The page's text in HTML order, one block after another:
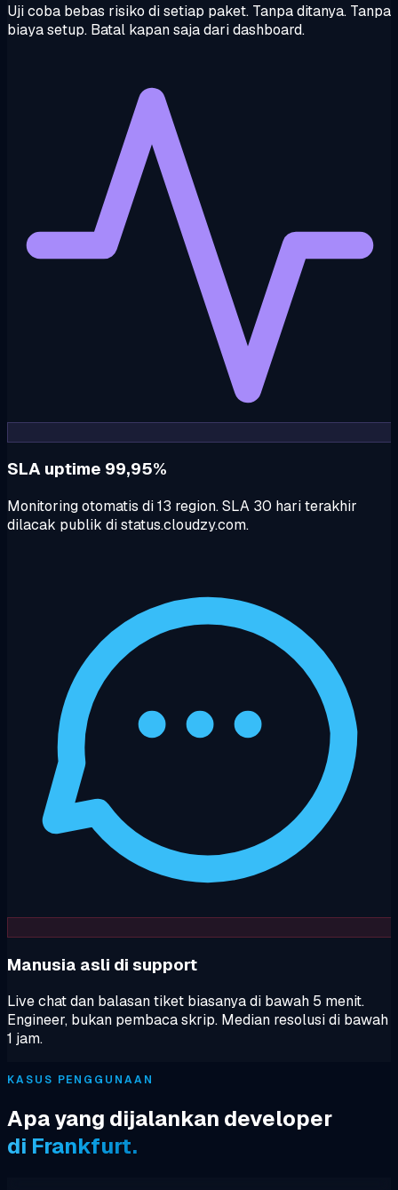
Uji coba bebas risiko di setiap paket. Tanpa ditanya. Tanpa
biaya setup. Batal kapan saja dari dashboard.
SLA uptime 99,95%
Monitoring otomatis di 13 region. SLA 30 hari terakhir
dilacak publik di status.cloudzy.com.
Manusia asli di support
Live chat dan balasan tiket biasanya di bawah 5 menit.
Engineer, bukan pembaca skrip. Median resolusi di bawah
1 jam.
KASUS PENGGUNAAN
Apa yang dijalankan developer
di Frankfurt.